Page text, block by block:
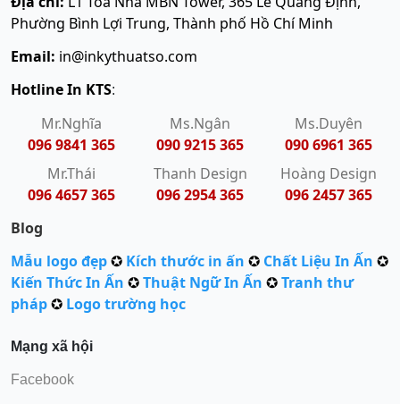
Phường Bình Lợi Trung, Thành phố Hồ Chí Minh
Email: in@inkythuatso.com
Hotline In KTS:
Mr.Nghĩa
096 9841 365
Ms.Ngân
090 9215 365
Ms.Duyên
090 6961 365
Mr.Thái
096 4657 365
Thanh Design
096 2954 365
Hoàng Design
096 2457 365
Blog
Mẫu logo đẹp✪ Kích thước in ấn ✪ Chất Liệu In Ấn ✪
Kiến Thức In Ấn ✪Thuật Ngữ In Ấn ✪Tranh thư
pháp✪ Logo trường học
Mạng xã hội
Facebook